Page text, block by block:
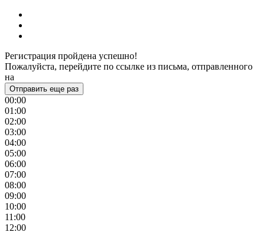
Регистрация пройдена успешно!
Пожалуйста, перейдите по ссылке из письма, отправленного
на
Отправить еще раз
00:00
01:00
02:00
03:00
04:00
05:00
06:00
07:00
08:00
09:00
10:00
11:00
12:00